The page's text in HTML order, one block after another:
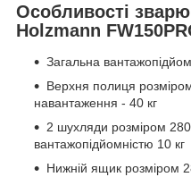
Особливості
Holzmann
Загальна
Верхня полиця
навантаження - 40 кг
2 шухляди розміром
вантажопідйомністю 10 кг
Нижній ящик розміром